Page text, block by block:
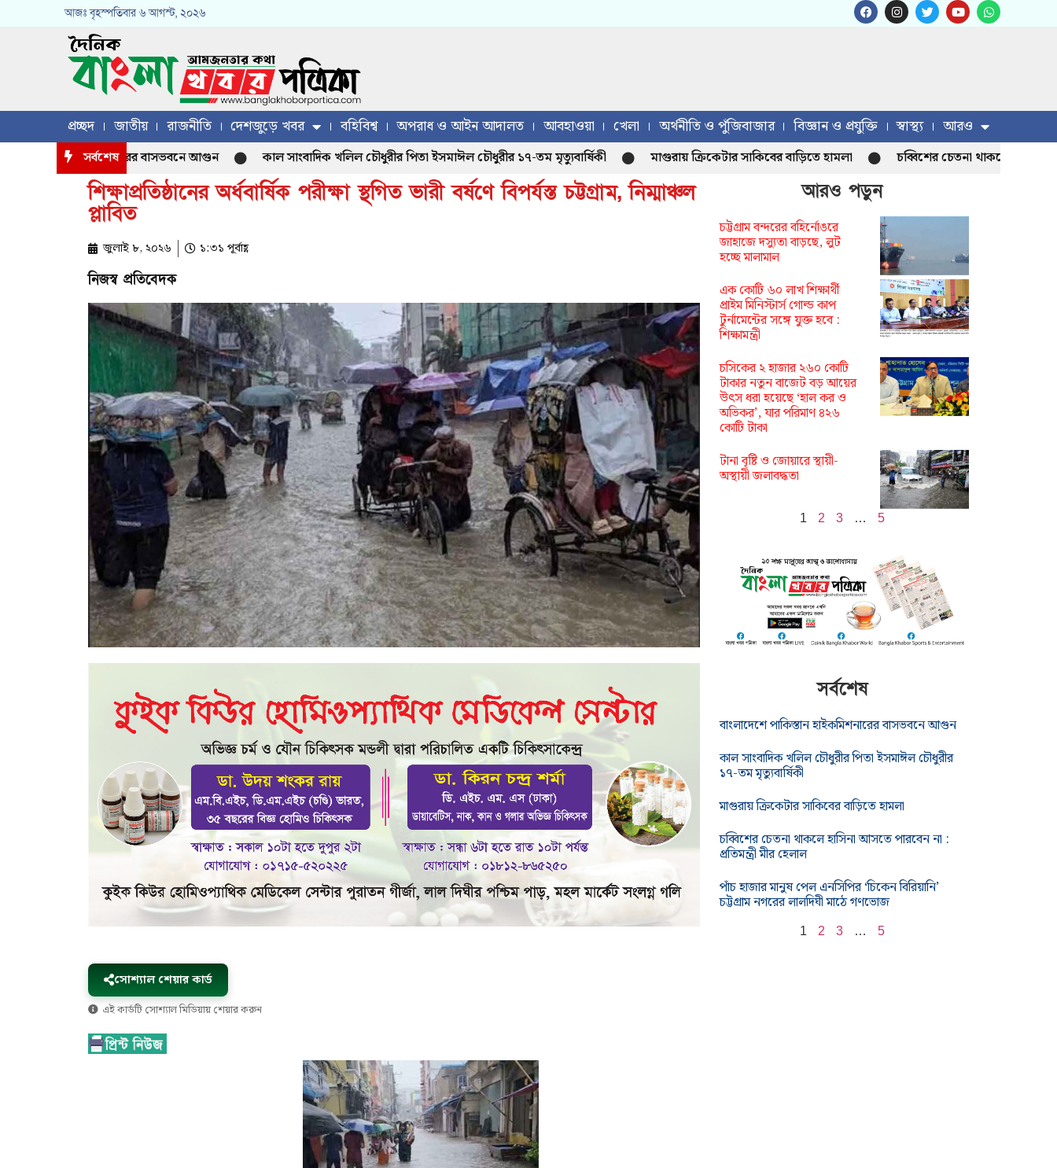
আজঃবৃহস্পতিবার ৬ আগস্ট, ২০২৬
প্রচ্ছদ জাতীয় রাজনীতি দেশজুড়ে খবর বহিবিশ্ব অপরাধ ও আইন আদালত আবহাওয়া খেলা অর্থনীতি ও পুঁজিবাজার বিজ্ঞান ও প্রযুক্তি স্বাস্থ্য আরও
সর্বশেষ
হাইকমিশনারের বাসভবনে আগুন কাল সাংবাদিক খলিল চৌধুরীর পিতা ইসমাঈল চৌধুরীর ১৭-তম মৃত্যুবার্ষিকী মাগুরায় ক্রিকেটার সাকিবের বাড়িতে হামলা চব্বিশের চেতনা থাকলে হাসিনা আসতে
শিক্ষাপ্রতিষ্ঠানের অর্ধবার্ষিক পরীক্ষা স্থগিত ভারী বর্ষণে বিপর্যস্ত চট্টগ্রাম, নিম্মাঞ্চল
প্লাবিত
জুলাই ৮, ২০২৬ ১:৩১ পূর্বাহ্ণ
নিজস্ব প্রতিবেদক
সোশ্যাল শেয়ার কার্ড
এই কার্ডটি সোশ্যাল মিডিয়ায় শেয়ার করুন
আরও পড়ুন
চট্টগ্রাম বন্দরের বহির্নোঙরে
জাহাজে দস্যুতা বাড়ছে, লুট
হচ্ছে মালামাল
এক কোটি ৬০ লাখ শিক্ষার্থী
প্রাইম মিনিস্টার্স গোল্ড কাপ
টুর্নামেন্টের সঙ্গে যুক্ত হবে :
শিক্ষামন্ত্রী
চসিকের ২ হাজার ২৬০ কোটি
টাকার নতুন বাজেট বড় আয়ের
উৎস ধরা হয়েছে ‘হাল কর ও
অভিকর’, যার পরিমাণ ৪২৬
কোটি টাকা
টানা বৃষ্টি ও জোয়ারে স্থায়ী-
অস্থায়ী জলাবদ্ধতা
1 2 3 … 5
সর্বশেষ
বাংলাদেশে পাকিস্তান হাইকমিশনারের বাসভবনে আগুন
কাল সাংবাদিক খলিল চৌধুরীর পিতা ইসমাঈল চৌধুরীর
১৭-তম মৃত্যুবার্ষিকী
মাগুরায় ক্রিকেটার সাকিবের বাড়িতে হামলা
চব্বিশের চেতনা থাকলে হাসিনা আসতে পারবেন না :
প্রতিমন্ত্রী মীর হেলাল
পাঁচ হাজার মানুষ পেল এনসিপির ‘চিকেন বিরিয়ানি’
চট্টগ্রাম নগরের লালদিঘী মাঠে গণভোজ
1 2 3 … 5